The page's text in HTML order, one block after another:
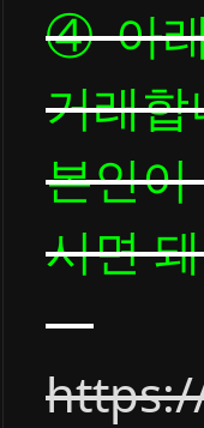
④ 아
거래
본인
시면